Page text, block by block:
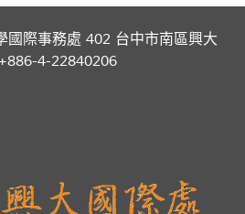
國際事務處 402 台中市南區興大
4-22840206